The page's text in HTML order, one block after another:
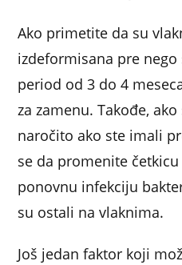
Ako primetite da su
izdeformisana pre
period od 3 do 4
za zamenu. Takođe,
naročito ako ste imali
se da promenite
ponovnu infekciju
su ostali na vlaknima.
Još jedan faktor koji